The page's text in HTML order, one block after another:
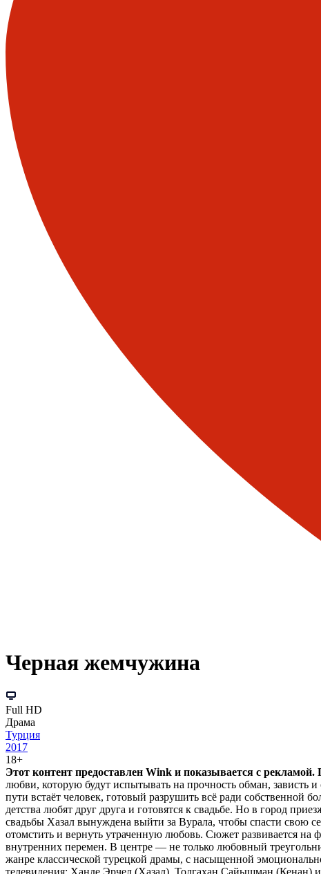
Черная жемчужина
Full HD
Драма
Турция
2017
18+
Этот контент предоставлен Wink и показывается с
любви, которую будут испытывать на прочность обман,
пути встаёт человек, готовый разрушить всё ради собственной
детства любят друг друга и готовятся к свадьбе. Но в город
свадьбы Хазал вынуждена выйти за Вурала, чтобы спасти свою
отомстить и вернуть утраченную любовь. Сюжет развивается
внутренних перемен. В центре — не только любовный
жанре классической турецкой драмы, с насыщенной